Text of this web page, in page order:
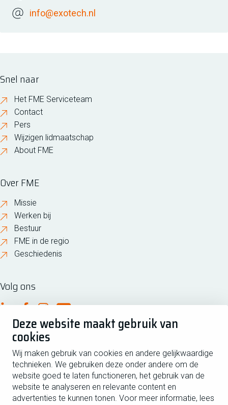
Deze website maakt gebruik van
cookies
Wij maken gebruik van cookies en andere gelijkwaardige
technieken. We gebruiken deze onder andere om de
website goed te laten functioneren, het gebruik van de
website te analyseren en relevante content en
advertenties te kunnen tonen. Voor meer informatie, lees
info@exotech.nl
Snel naar
Het FME Serviceteam
Contact
Pers
Wijzigen lidmaatschap
About FME
Over FME
Missie
Werken bij
Bestuur
FME in de regio
Geschiedenis
Volg ons
Managementsyteem certificatie DNV iso/iec 27001
Postbus 190, 2700 AD Zoetermeer